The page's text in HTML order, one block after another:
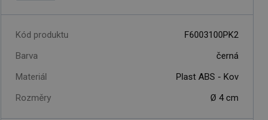
Kód produktu
F6003100PK2
Barva
černá
Materiál
Plast ABS - Kov
Rozměry
Ø 4 cm